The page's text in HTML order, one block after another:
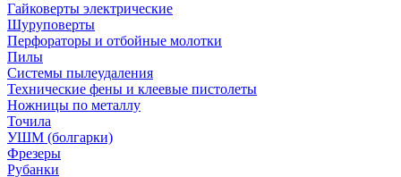
Гайковерты электрические
Шуруповерты
Перфораторы и отбойные молотки
Пилы
Системы пылеудаления
Технические фены и клеевые пистолеты
Ножницы по металлу
Точила
УШМ (болгарки)
Фрезеры
Рубанки